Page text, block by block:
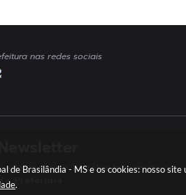
de Brasilândia - MS e os cookies: nosso
.
nas redes sociais
se e Receba Informativos
Prefeitura